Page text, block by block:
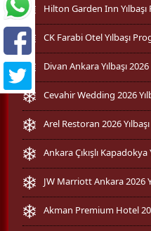
Hilton Garden Inn Yılbaşı
CK Farabi Otel Yılbaşı
Divan Ankara Yılbaşı 2026
Cevahir Wedding 2026
Arel Restoran 2026
Ankara Çıkışlı Kapadokya
JW Marriott Ankara 2026
Akman Premium Hotel